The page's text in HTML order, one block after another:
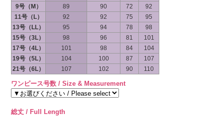
9号（M）
89 90 72
92
11号（L）
92 92 75
95
13号（LL）
95 94 78
98
15号（3L）
98 96 81
101
17号（4L）
101 98 84
104
19号（5L）
104 100 87
107
21号（6L）
107 102 90 110
ワンピース号数 / Size & Measurement
総丈 / Full Length